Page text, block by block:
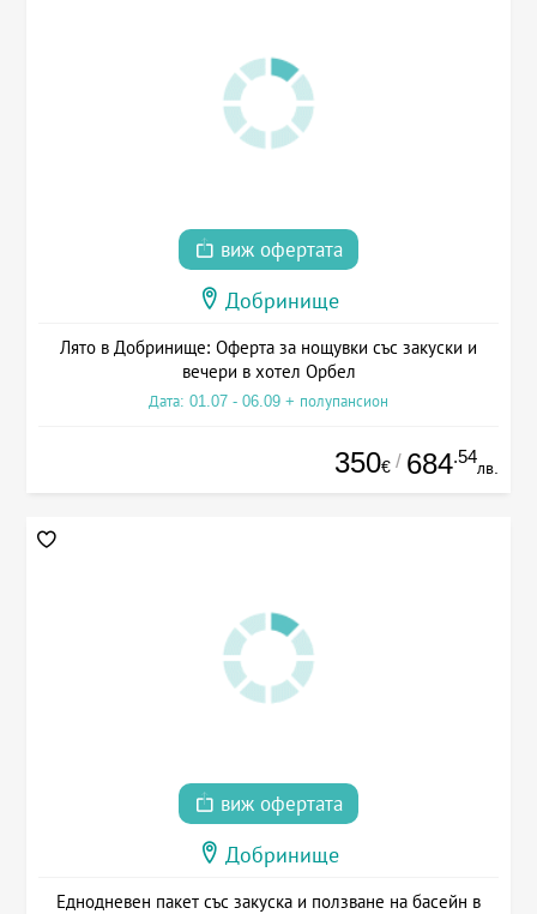
виж офертата
Добринище
Лято в Добринище: Оферта за нощувки със закуски и
вечери в хотел Орбел
Дата: 01.07 - 06.09 + полупансион
350€ / 684.54
лв.
виж офертата
Добринище
Еднодневен пакет със закуска и ползване на басейн в